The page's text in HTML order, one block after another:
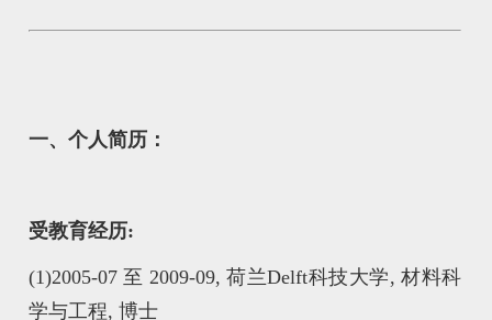
一、个人简历：
受教育经历:
(1)2005-07 至 2009-09, 荷兰Delft科技大学, 材料科
学与工程, 博士